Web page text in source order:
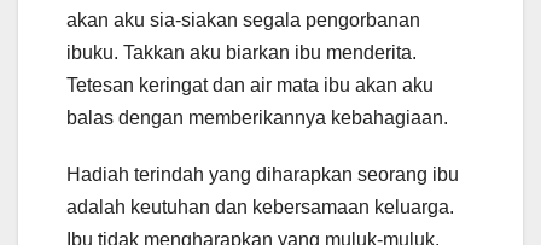
akan aku sia-siakan segala pengorbanan
ibuku. Takkan aku biarkan ibu menderita.
Tetesan keringat dan air mata ibu akan aku
balas dengan memberikannya kebahagiaan.
Hadiah terindah yang diharapkan seorang ibu
adalah keutuhan dan kebersamaan keluarga.
Ibu tidak mengharapkan yang muluk-muluk.